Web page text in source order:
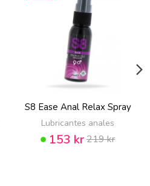
S8 Ease Anal Relax Spray
Lubricantes anales
153 kr219 kr